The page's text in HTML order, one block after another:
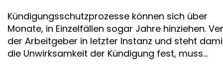
Kündigungsschutzprozesse können sich über
Monate, in Einzelfällen sogar Jahre hinziehen.
der Arbeitgeber in letzter Instanz und steht
die Unwirksamkeit der Kündigung fest, muss...